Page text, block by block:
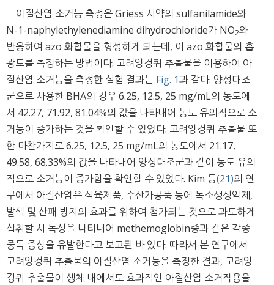
아질산염 소거능 측정은 Griess 시약의 sulfanilamide와
N-1-naphylethylenediamine dihydrochloride가 NO2와
반응하여 azo 화합물을 형성하게 되는데, 이 azo 화합물의 흡
광도를 측정하는 방법이다. 고려엉겅퀴 추출물을 이용하여 아
질산염 소거능을 측정한 실험 결과는 Fig. 1과 같다. 양성대조
군으로 사용한 BHA의 경우 6.25, 12.5, 25 mg/mL의 농도에
서 42.27, 71.92, 81.04%의 값을 나타내어 농도 유의적으로 소
거능이 증가하는 것을 확인할 수 있었다. 고려엉겅퀴 추출물 또
한 마찬가지로 6.25, 12.5, 25 mg/mL의 농도에서 21.17,
49.58, 68.33%의 값을 나타내어 양성대조군과 같이 농도 유의
적으로 소거능이 증가함을 확인할 수 있었다. Kim 등(21)의 연
구에서 아질산염은 식육제품, 수산가공품 등에 독소생성억제,
발색 및 산패 방지의 효과를 위하여 첨가되는 것으로 과도하게
섭취할 시 독성을 나타내어 methemoglobin증과 같은 각종
중독 증상을 유발한다고 보고된 바 있다. 따라서 본 연구에서
고려엉겅퀴 추출물의 아질산염 소거능을 측정한 결과, 고려엉
겅퀴 추출물이 생체 내에서도 효과적인 아질산염 소거작용을